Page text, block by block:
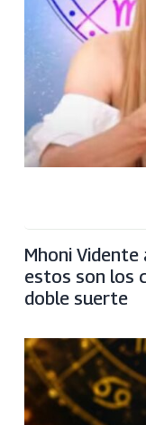
Mhoni Vidente
estos son los
doble suerte